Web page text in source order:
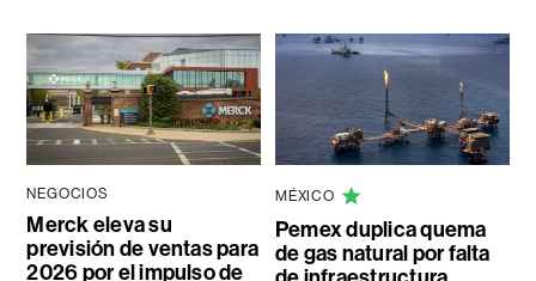
NEGOCIOS
Merck eleva su
previsión de ventas para
2026 por el impulso de
MÉXICO
Pemex duplica quema
de gas natural por falta